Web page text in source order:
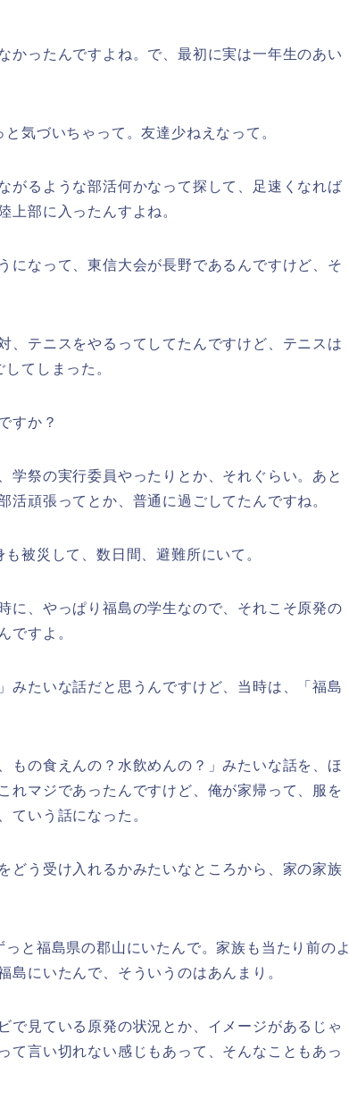
かったんですよね。で、最初に実は一年生のあい
気づいちゃって。友達少ねえなって。
がるような部活何かなって探して、足速くなれば
上部に入ったんすよね。
になって、東信大会が長野であるんですけど、そ
、テニスをやるってしてたんですけど、テニスは
てしまった。
すか？
学祭の実行委員やったりとか、それぐらい。あと
活頑張ってとか、普通に過ごしてたんですね。
被災して、数日間、避難所にいて。
に、やっぱり福島の学生なので、それこそ原発の
ですよ。
みたいな話だと思うんですけど、当時は、「福島
もの食えんの？水飲めんの？」みたいな話を、ほ
れマジであったんですけど、俺が家帰って、服を
ていう話になった。
どう受け入れるかみたいなところから、家の家族
と福島県の郡山にいたんで。家族も当たり前のよ
島にいたんで、そういうのはあんまり。
で見ている原発の状況とか、イメージがあるじゃ
て言い切れない感じもあって、そんなこともあっ